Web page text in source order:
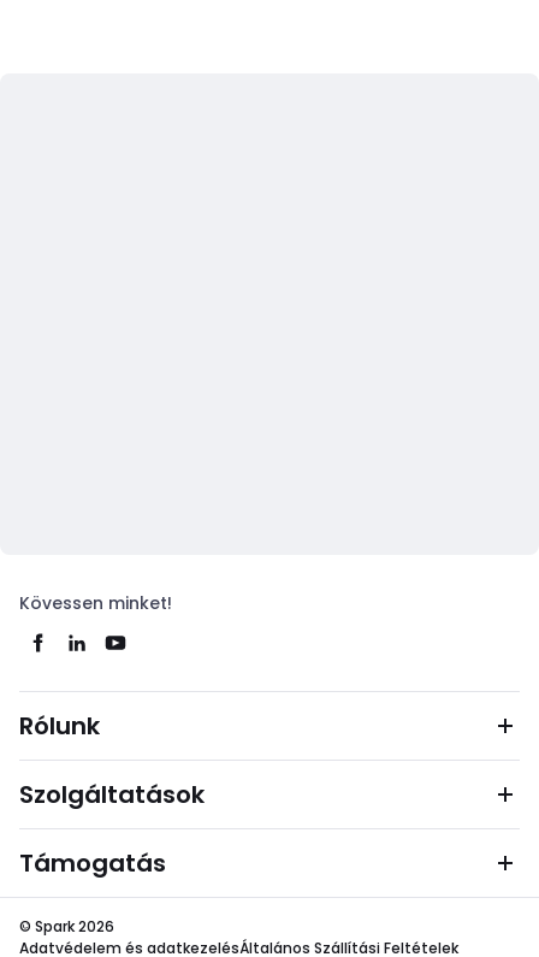
Kövessen minket!
Rólunk
Szolgáltatások
Támogatás
© Spark 2026
Adatvédelem és adatkezelésÁltalános Szállítási Feltételek